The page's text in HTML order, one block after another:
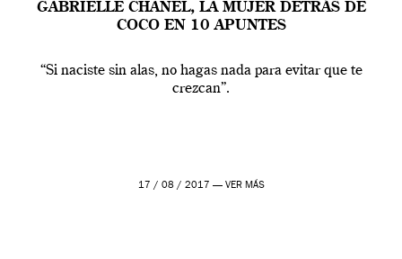
GABRIELLE CHANEL, LA MUJER DETRÁS DE
COCO EN 10 APUNTES
“Si naciste sin alas, no hagas nada para evitar que te
crezcan”.
17 / 08 / 2017 — VER MÁS